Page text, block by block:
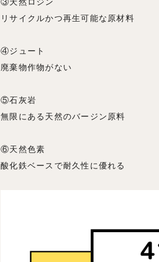
リサイクルかつ再生可能な原材料
④ジュート
廃棄物作物がない
⑤石灰岩
無限にある天然のバージン原料
⑥天然色素
酸化鉄ベースで耐久性に優れる